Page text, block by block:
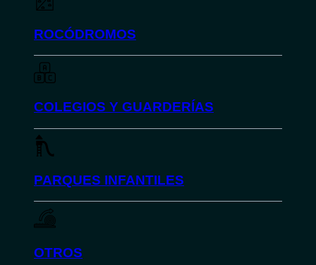
ROCÓDROMOS
COLEGIOS Y GUARDERÍAS
PARQUES INFANTILES
OTROS